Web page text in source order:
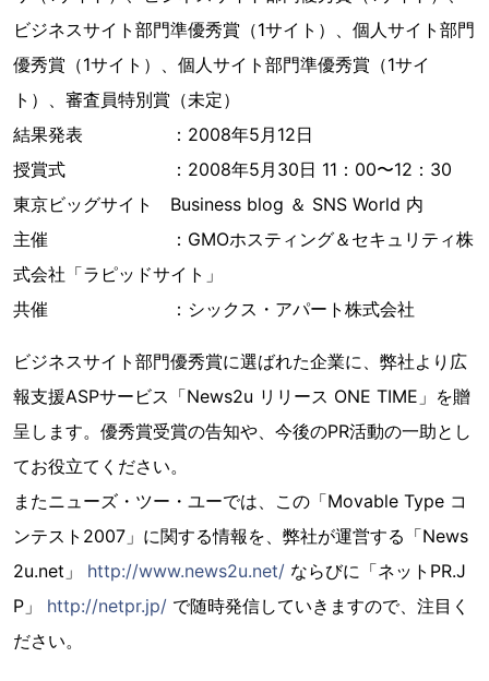
ビジネスサイト部門準優秀賞（1サイト）、個人サイト部門
優秀賞（1サイト）、個人サイト部門準優秀賞（1サイ
ト）、審査員特別賞（未定）
結果発表 ：2008年5月12日
授賞式 ：2008年5月30日 11：00〜12：30
東京ビッグサイト Business blog ＆ SNS World 内
主催 ：GMOホスティング＆セキュリティ株
式会社「ラピッドサイト」
共催 ：シックス・アパート株式会社
ビジネスサイト部門優秀賞に選ばれた企業に、弊社より広
報支援ASPサービス「News2u リリース ONE TIME」を贈
呈します。優秀賞受賞の告知や、今後のPR活動の一助とし
てお役立てください。
またニューズ・ツー・ユーでは、この「Movable Type コ
ンテスト2007」に関する情報を、弊社が運営する「News
2u.net」 http://www.news2u.net/ ならびに「ネットPR.J
P」 http://netpr.jp/ で随時発信していきますので、注目く
ださい。